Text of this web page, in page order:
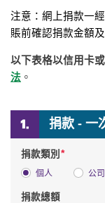
注意：網上捐款一
賬前確認捐款金額
以下表格以信用卡
法 。
捐款 - 一
捐款類別 *
個人 公司
捐款總額